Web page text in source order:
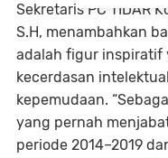
Sekretaris PC TIDAR
S.H, menambahkan
adalah figur inspiratif
kecerdasan
kepemudaan.
yang pernah
periode 2014–2019